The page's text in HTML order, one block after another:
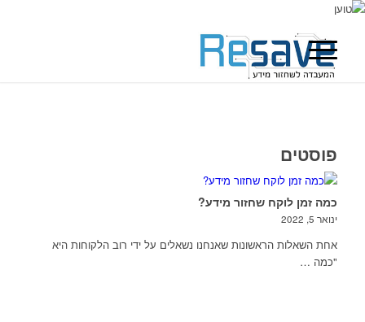
פוסטים
כמה זמן לוקח שחזור מידע?
ינואר 5, 2022
אחת השאלות הראשונות שאנחנו נשאלים על ידי רוב הלקוחות היא
"כמה …